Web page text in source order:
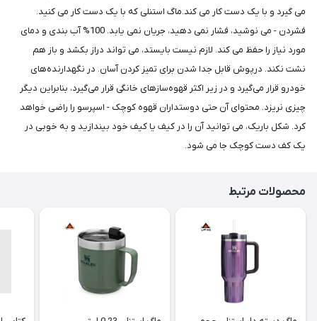
می گیرد و با یک دست کار می کند.ماگ استنلی که با یک دست کار می کنید.
فشردن - می نوشید، فشار نمی دهید، جریان نمی یابد. 100% آب بندی و دمای
مورد نیاز را حفظ می کند. لازم نیست بایستد، می تواند دراز بکشد و باز هم
نشت نکند. درپوش قابل جدا شدن برای تمیز کردن آسان. در نگهدارنده‌های
خودرو قرار می‌گیرد و در زیر اکثر قهوه‌سازهای خانگی قرار می‌گیرد، بنابراین دیگر
چیزی نریزد. محتوای آن حتی دوستداران قهوه کوچک - اسپرسو را راضی خواهد
کرد. شکل باریک، می توانید آن را در کیف یا کیف خود بیندازید و به خوبی در
یک کف دست کوچک جا می شود.
محصولات مرتبط